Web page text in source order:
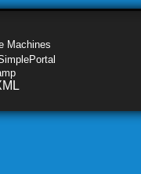
Machines